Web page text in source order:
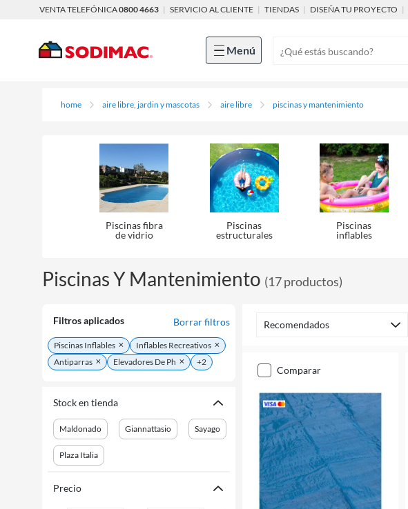
VENTA TELEFÓNICA0800 4663 | SERVICIO AL CLIENTE | TIENDAS | DISEÑA TU PROYECTO |
Menú
home aire libre, jardin y mascotas aire libre piscinas y mantenimiento
Piscinas fibra
de vidrio
Piscinas
estructurales
Piscinas
inflables
Piscinas Y Mantenimiento (17productos)
Filtros aplicados Borrar filtros
Piscinas Inflables
Inflables Recreativos
Antiparras
Elevadores De Ph +2
Stock en tienda
Maldonado Giannattasio Sayago
Plaza Italia
Precio
Recomendados
comparar